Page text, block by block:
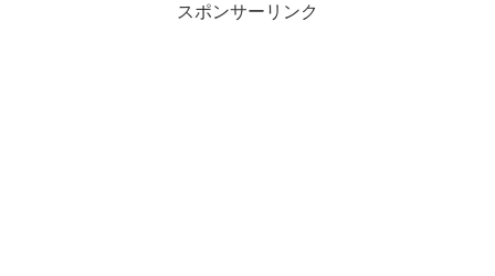
スポンサーリンク